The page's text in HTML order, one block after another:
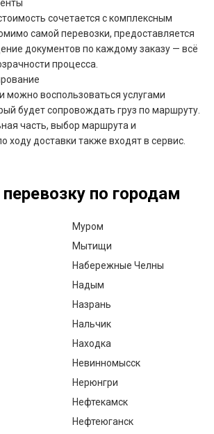
сочетается с комплексным
самой перевозки, предоставляется
документов по каждому заказу — всё
процесса.
можно воспользоваться услугами
будет сопровождать груз по маршруту.
часть, выбор маршрута и
ходу доставки также входят в сервис.
по городам
Муром
Мытищи
Набережные Челны
Надым
Назрань
Нальчик
Находка
Невинномысск
Нерюнгри
Нефтекамск
Нефтеюганск